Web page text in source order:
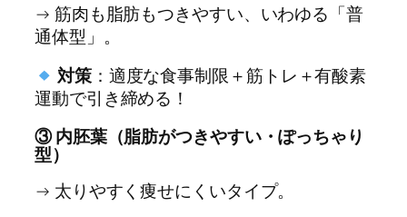
→ 筋肉も脂肪もつきやすい、いわゆる「普
通体型」。
対策：適度な食事制限＋筋トレ＋有酸素
運動で引き締める！
③ 内胚葉（脂肪がつきやすい・ぽっちゃり
型）
→ 太りやすく痩せにくいタイプ。